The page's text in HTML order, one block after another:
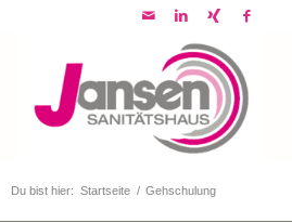
Du bist hier: Startseite / Gehschulung